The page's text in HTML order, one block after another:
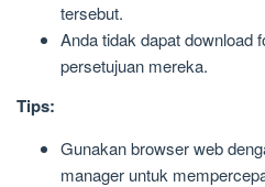
tersebut.
Anda tidak dapat download
persetujuan mereka.
Tips:
Gunakan browser web
manager untuk